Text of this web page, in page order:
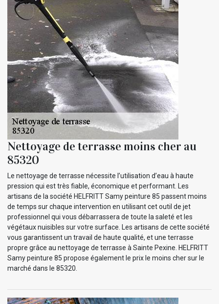
Nettoyage de terrasse moins cher au
85320
Le nettoyage de terrasse nécessite l’utilisation d’eau à haute
pression qui est très fiable, économique et performant. Les
artisans de la société HELFRITT Samy peinture 85 passent moins
de temps sur chaque intervention en utilisant cet outil de jet
professionnel qui vous débarrassera de toute la saleté et les
végétaux nuisibles sur votre surface. Les artisans de cette société
vous garantissent un travail de haute qualité, et une terrasse
propre grâce au nettoyage de terrasse à Sainte Pexine. HELFRITT
Samy peinture 85 propose également le prix le moins cher sur le
marché dans le 85320.